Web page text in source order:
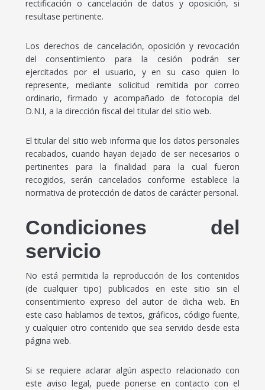
rectificación o cancelación de datos y oposición, si
resultase pertinente.
Los derechos de cancelación, oposición y revocación
del consentimiento para la cesión podrán ser
ejercitados por el usuario, y en su caso quien lo
represente, mediante solicitud remitida por correo
ordinario, firmado y acompañado de fotocopia del
D.N.I, a la dirección fiscal del titular del sitio web.
El titular del sitio web informa que los datos personales
recabados, cuando hayan dejado de ser necesarios o
pertinentes para la finalidad para la cual fueron
recogidos, serán cancelados conforme establece la
normativa de protección de datos de carácter personal.
Condiciones del
servicio
No está permitida la reproducción de los contenidos
(de cualquier tipo) publicados en este sitio sin el
consentimiento expreso del autor de dicha web. En
este caso hablamos de textos, gráficos, código fuente,
y cualquier otro contenido que sea servido desde esta
página web.
Si se requiere aclarar algún aspecto relacionado con
este aviso legal, puede ponerse en contacto con el